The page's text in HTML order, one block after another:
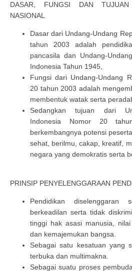
DASAR, FUNGSI DAN TUJUAN
NASIONAL
Dasar dari Undang-Undang
tahun 2003 adalah
pancasila dan Undang-
Indonesia Tahun 1945,
Fungsi dari Undang-Undang
20 tahun 2003 adalah
membentuk watak serta
Sedangkan tujuan dari
Indonesia Nomor 20
berkembangnya potensi
sehat, berilmu, cakap, kreatif,
negara yang demokratis serta
PRINSIP PENYELENGGARAAN
Pendidikan diselenggaran
berkeadilan serta tidak
tinggi hak asasi manusia,
dan kemajemukan bangsa.
Sebagai satu kesatuan yang
terbuka dan multimakna.
Sebagai suatu proses